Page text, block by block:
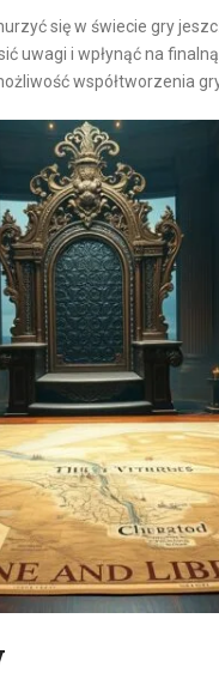
się w świecie gry
uwagi i wpłynąć na
współtworzenia